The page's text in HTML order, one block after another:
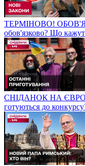
ТЕРМІНОВО!
обов'язково? Що
СНІДАНОК НА
готуються до